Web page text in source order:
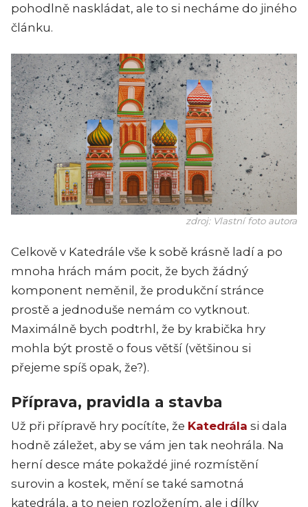
pohodlně naskládat, ale to si necháme do jiného
článku.
zdroj: Vlastní foto autora
Celkově v Katedrále vše k sobě krásně ladí a po
mnoha hrách mám pocit, že bych žádný
komponent neměnil, že produkční stránce
prostě a jednoduše nemám co vytknout.
Maximálně bych podtrhl, že by krabička hry
mohla být prostě o fous větší (většinou si
přejeme spíš opak, že?).
Příprava, pravidla a stavba
Už při přípravě hry pocítíte, že Katedrála si dala
hodně záležet, aby se vám jen tak neohrála. Na
herní desce máte pokaždé jiné rozmístění
surovin a kostek, mění se také samotná
katedrála, a to nejen rozložením, ale i dílky